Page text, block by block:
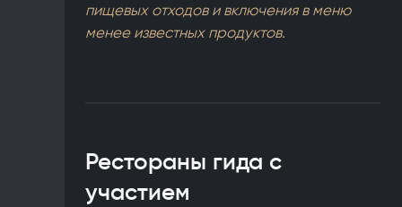
пищевых отходов и включения в меню
менее известных продуктов.
Рестораны гида с
участием